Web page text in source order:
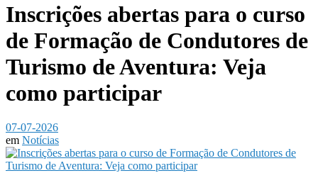
Inscrições abertas para o curso
de Formação de Condutores de
Turismo de Aventura: Veja
como participar
07-07-2026
em Notícias